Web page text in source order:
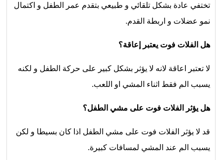
تختفي عادة بشكل تلقائي و طبيعي بتقدم عمر الطفل و اكتمال
نمو عضلات و اربطة القدم.
هل الفلات فوت يعتبر إعاقة؟
لا تعتبر اعاقة لانه لا يؤثر بشكل كبير على حركة الطفل و لكنه
يسبب الم فقط اثناء المشي او اللعب.
هل يؤثر الفلات فوت على مشي الطفل؟
قد لا يؤثر الفلات فوت على مشي الطفل اذا كان بسيطا و لكن
يسبب الم عند المشي لمسافات كبيرة.